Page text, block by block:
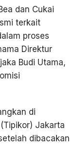
dan Cukai
terkait
proses
Direktur
Budi Utama,
di
Jakarta
dibacakan